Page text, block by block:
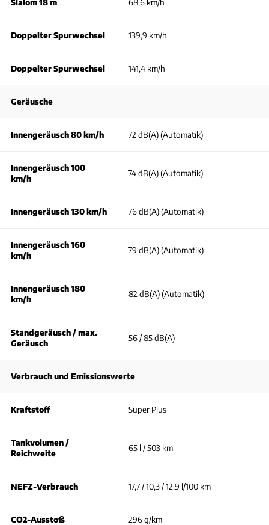
Slalom 18 m 68,6 km/h
Doppelter Spurwechsel 139,9 km/h
Doppelter Spurwechsel 141,4 km/h
Geräusche
Innengeräusch 80 km/h 72 dB(A) (Automatik)
Innengeräusch 100
km/h
74 dB(A) (Automatik)
Innengeräusch 130 km/h 76 dB(A) (Automatik)
Innengeräusch 160
km/h
79 dB(A) (Automatik)
Innengeräusch 180
km/h
82 dB(A) (Automatik)
Standgeräusch / max.
Geräusch
56 / 85 dB(A)
Verbrauch und Emissionswerte
Kraftstoff Super Plus
Tankvolumen /
Reichweite
65 l / 503 km
NEFZ-Verbrauch 17,7 / 10,3 / 12,9 l/100 km
CO2-Ausstoß 296 g/km